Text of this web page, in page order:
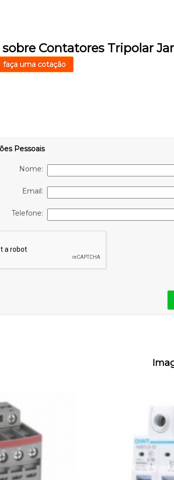
sobre Contatores Tripolar
faça uma cotação
Pessoais
Nome:
Email:
Telefone: